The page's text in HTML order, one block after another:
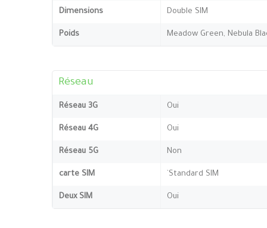
Dimensions Double SIM
Poids Meadow Green, Nebula
Réseau
Réseau 3G Oui
Réseau 4G Oui
Réseau 5G Non
carte SIM `Standard SIM
Deux SIM Oui